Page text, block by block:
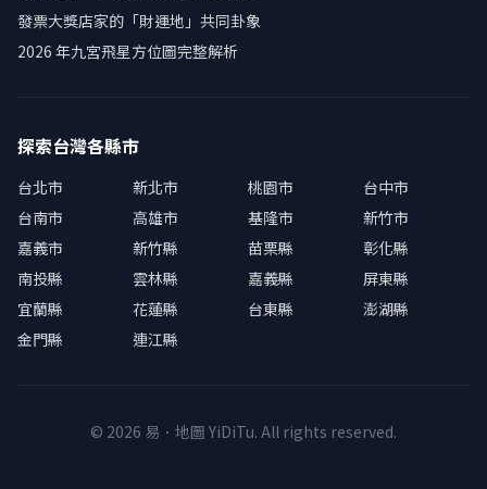
發票大獎店家的「財運地」共同卦象
2026 年九宮飛星方位圖完整解析
探索台灣各縣市
台北市 新北市 桃園市
台中市
台南市
高雄市 基隆市
新竹市
嘉義市
新竹縣 苗栗縣
彰化縣
南投縣
雲林縣 嘉義縣
屏東縣
宜蘭縣
花蓮縣 台東縣
澎湖縣
金門縣
連江縣
© 2026 易．地圖 YiDiTu. All rights reserved.